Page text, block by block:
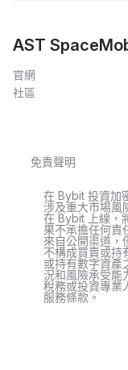
AST
官網
社區
免責聲明
在 Bybit 投資加
涉及重大市場風
在 Bybit 上線，
果不承擔任何責
來自公開渠道，
不構成買賣或持
或持有數字資產
況和風險承受能
稅務或投資專業
服務條款。